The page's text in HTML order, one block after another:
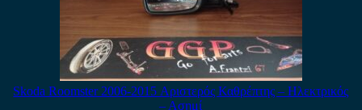
Skoda Roomster 2006-2015 Αριστερός Καθρέπτης – Ηλεκτρικός
– Ασημί